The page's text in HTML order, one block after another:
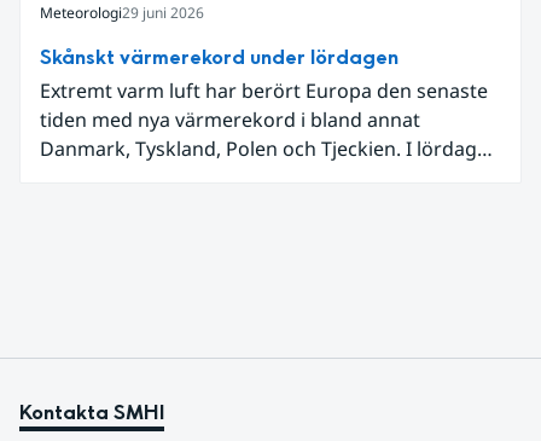
Meteorologi29 juni 2026
Skånskt värmerekord under lördagen
Extremt varm luft har berört Europa den senaste
tiden med nya värmerekord i bland annat
Danmark, Tyskland, Polen och Tjeckien. I lördags
Kontakta SMHI